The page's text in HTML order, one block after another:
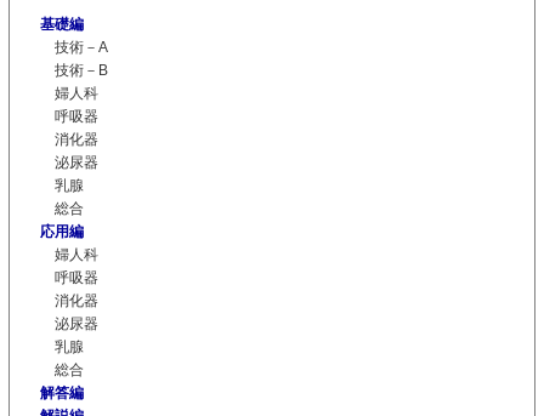
基礎編
技術－A
技術－B
婦人科
呼吸器
消化器
泌尿器
乳腺
総合
応用編
婦人科
呼吸器
消化器
泌尿器
乳腺
総合
解答編